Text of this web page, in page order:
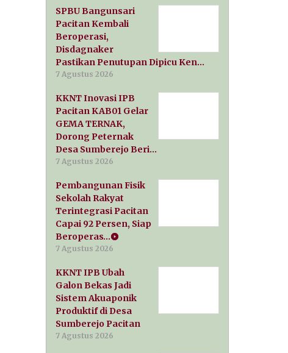
SPBU Bangunsari
Pacitan Kembali
Beroperasi,
Disdagnaker
Pastikan Penutupan Dipicu Ken…
7 Agustus 2026
KKNT Inovasi IPB
Pacitan KAB01 Gelar
GEMA TERNAK,
Dorong Peternak
Desa Sumberejo Beri…
7 Agustus 2026
Pembangunan Fisik
Sekolah Rakyat
Terintegrasi Pacitan
Capai 92 Persen, Siap
Beroperas…
7 Agustus 2026
KKNT IPB Ubah
Galon Bekas Jadi
Sistem Akuaponik
Produktif di Desa
Sumberejo Pacitan
7 Agustus 2026